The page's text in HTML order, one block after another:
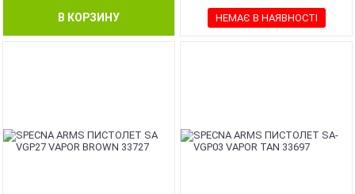
В КОРЗИНУ НЕМАЄ В НАЯВНОСТІ